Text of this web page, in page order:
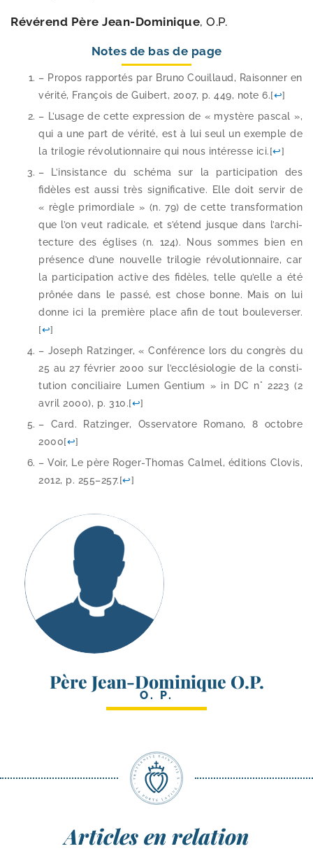
Révérend Père Jean-​Dominique, O.P.
Notes de bas de page
– Propos rap­por­tés par Bruno Couillaud, Raisonner en
véri­té, François de Guibert, 2007, p. 449, note 6.[↩]
– L’usage de cette expres­sion de « mys­tère pas­cal »,
qui a une part de véri­té, est à lui seul un exemple de
la tri­lo­gie révo­lu­tion­naire qui nous inté­resse ici.[↩]
– L’insistance du sché­ma sur la par­ti­ci­pa­tion des
fidèles est aus­si très signi­fi­ca­tive. Elle doit ser­vir de
« règle pri­mor­diale » (n. 79) de cette trans­for­ma­tion
que l’on veut radi­cale, et s’é­tend jusque dans l’ar­chi­
tec­ture des églises (n. 124). Nous sommes bien en
pré­sence d’une nou­velle tri­lo­gie révo­lu­tion­naire, car
la par­ti­ci­pa­tion active des fidèles, telle qu’elle a été
prô­née dans le pas­sé, est chose bonne. Mais on lui
donne ici la pre­mière place afin de tout bou­le­ver­ser.
[↩]
– Joseph Ratzinger, « Conférence lors du congrès du
25 au 27 février 2000 sur l’ec­clé­sio­lo­gie de la consti­
tu­tion conci­liaire Lumen Gentium » in DC n° 2223 (2
avril 2000), p. 310.[↩]
– Card. Ratzinger, Osservatore Romano, 8 octobre
2000[↩]
– Voir, Le père Roger-​Thomas Calmel, édi­tions Clovis,
2012, p. 255–257.[↩]
Père Jean-Dominique O.P.
O. P.
Articles en relation